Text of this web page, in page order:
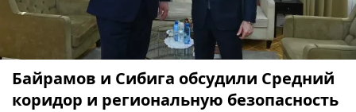
Байрамов и Сибига обсудили Средний
коридор и региональную безопасность